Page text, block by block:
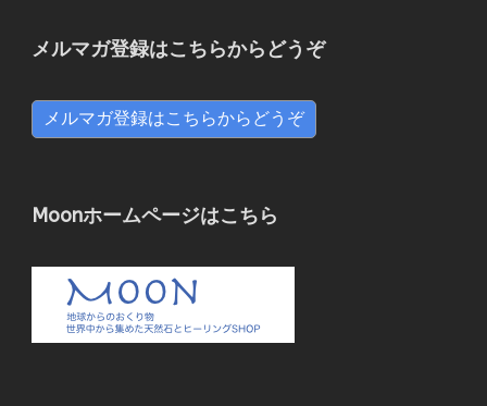
メルマガ登録はこちらからどうぞ
メルマガ登録はこちらからどうぞ
Moonホームページはこちら